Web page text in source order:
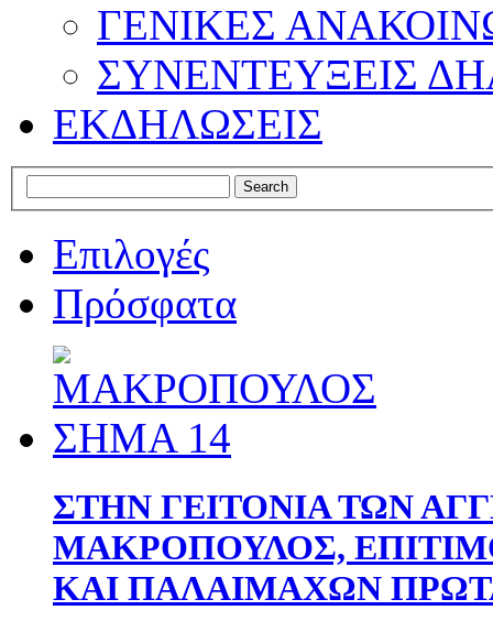
ΓΕΝΙΚΕΣ
ΣΥΝΕΝΤΕΥΞΕΙΣ
ΕΚΔΗΛΩΣΕΙΣ
Επιλογές
Πρόσφατα
ΣΤΗΝ ΓΕΙΤΟΝΙΑ ΤΩΝ
ΜΑΚΡΟΠΟΥΛΟΣ,
ΚΑΙ ΠΑΛΑΙΜΑΧΩΝ